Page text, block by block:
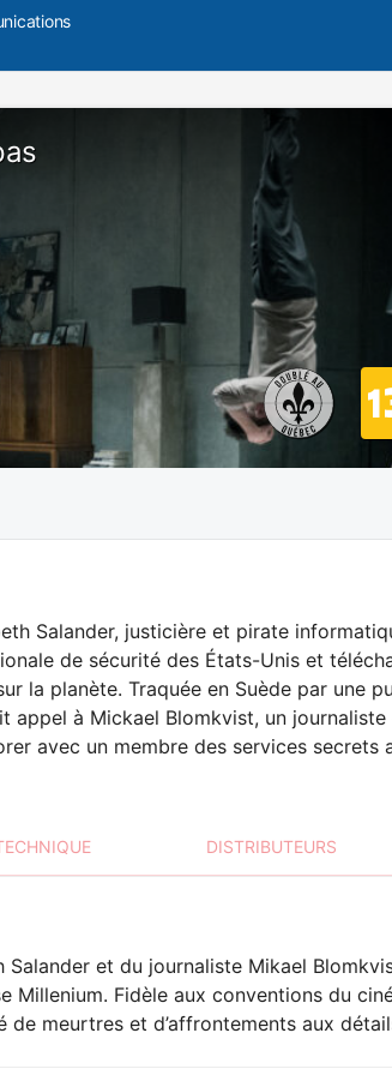
Salander, justicière et pirate
de sécurité des États-Unis et
la planète. Traquée en Suède par une
appel à Mickael Blomkvist, un
avec un membre des services secrets
DISTRIBUTEURS
et du journaliste Mikael
Millenium. Fidèle aux conventions du
meurtres et d’affrontements aux